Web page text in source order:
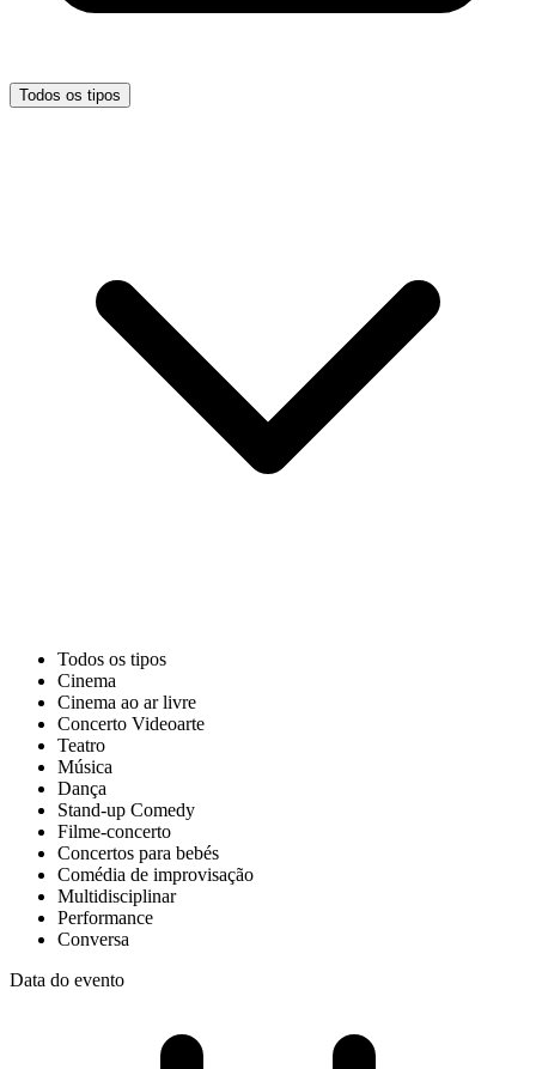
Todos os tipos
Todos os tipos
Cinema
Cinema ao ar livre
Concerto Videoarte
Teatro
Música
Dança
Stand-up Comedy
Filme-concerto
Concertos para bebés
Comédia de improvisação
Multidisciplinar
Performance
Conversa
Data do evento